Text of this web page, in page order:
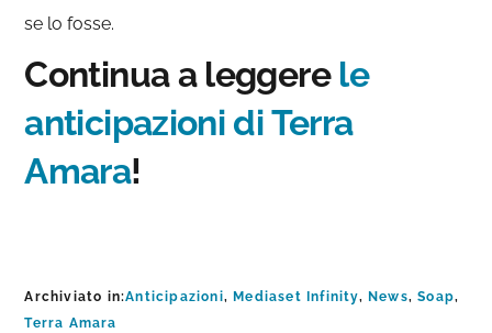
se lo fosse.
Continua a leggere le
anticipazioni di Terra
Amara!
Archiviato in:Anticipazioni, Mediaset Infinity, News,Soap,
Terra Amara